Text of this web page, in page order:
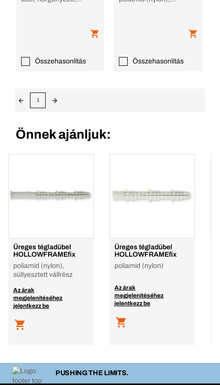
Összehasonlítás Összehasonlítás
1
Önnek ajánljuk:
Üreges tégladübel
HOLLOWFRAMEfix
poliamid (nylon),
süllyesztett vállrész
Az árak
megjelenítéséhez
jelentkezz be
Üreges tégladübel
HOLLOWFRAMEfix
poliamid (nylon)
Az árak
megjelenítéséhez
jelentkezz be
PUSHING THE LIMITS.